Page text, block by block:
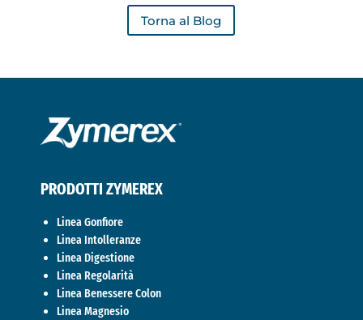
Torna al Blog
PRODOTTI ZYMEREX
Linea Gonfiore
Linea Intolleranze
Linea Digestione
Linea Regolarità
Linea Benessere Colon
Linea Magnesio